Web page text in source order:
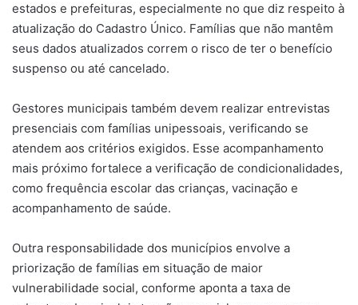
estados e prefeituras, especialmente no que diz respeito à
atualização do Cadastro Único. Famílias que não mantêm
seus dados atualizados correm o risco de ter o benefício
suspenso ou até cancelado.
Gestores municipais também devem realizar entrevistas
presenciais com famílias unipessoais, verificando se
atendem aos critérios exigidos. Esse acompanhamento
mais próximo fortalece a verificação de condicionalidades,
como frequência escolar das crianças, vacinação e
acompanhamento de saúde.
Outra responsabilidade dos municípios envolve a
priorização de famílias em situação de maior
vulnerabilidade social, conforme aponta a taxa de